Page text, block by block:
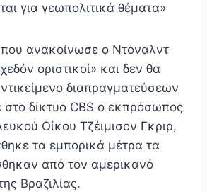
για γεωπολιτικά θέματα»
που ανακοίνωσε ο Ντόναλντ
οριστικοί» και δεν θα
διαπραγματεύσεων
δίκτυο CBS ο εκπρόσωπος
Οίκου Τζέιμισον Γκριρ,
τα εμπορικά μέτρα τα
από τον αμερικανό
Βραζιλίας.